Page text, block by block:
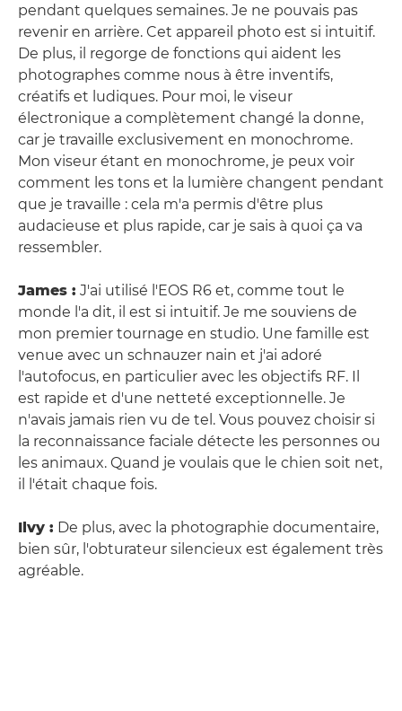
pendant quelques semaines. Je ne pouvais pas
revenir en arrière. Cet appareil photo est si intuitif.
De plus, il regorge de fonctions qui aident les
photographes comme nous à être inventifs,
créatifs et ludiques. Pour moi, le viseur
électronique a complètement changé la donne,
car je travaille exclusivement en monochrome.
Mon viseur étant en monochrome, je peux voir
comment les tons et la lumière changent pendant
que je travaille : cela m'a permis d'être plus
audacieuse et plus rapide, car je sais à quoi ça va
ressembler.
James : J'ai utilisé l'EOS R6 et, comme tout le
monde l'a dit, il est si intuitif. Je me souviens de
mon premier tournage en studio. Une famille est
venue avec un schnauzer nain et j'ai adoré
l'autofocus, en particulier avec les objectifs RF. Il
est rapide et d'une netteté exceptionnelle. Je
n'avais jamais rien vu de tel. Vous pouvez choisir si
la reconnaissance faciale détecte les personnes ou
les animaux. Quand je voulais que le chien soit net,
il l'était chaque fois.
Ilvy : De plus, avec la photographie documentaire,
bien sûr, l'obturateur silencieux est également très
agréable.